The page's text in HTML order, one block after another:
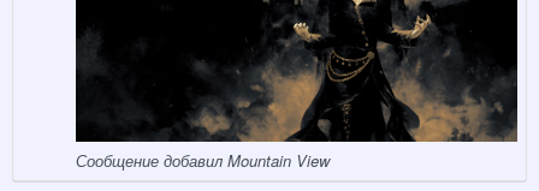
Сообщение добавил Mountain View